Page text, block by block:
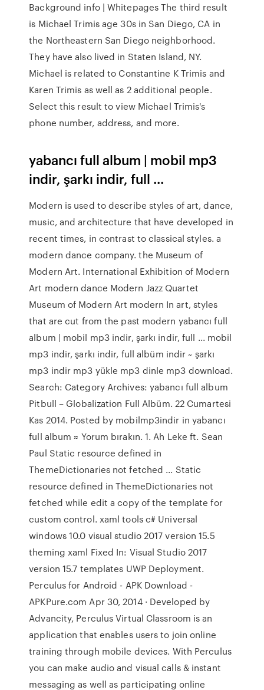
Background info | Whitepages The third result
is Michael Trimis age 30s in San Diego, CA in
the Northeastern San Diego neighborhood.
They have also lived in Staten Island, NY.
Michael is related to Constantine K Trimis and
Karen Trimis as well as 2 additional people.
Select this result to view Michael Trimis's
phone number, address, and more.
yabancı full album | mobil mp3
indir, şarkı indir, full ...
Modern is used to describe styles of art, dance,
music, and architecture that have developed in
recent times, in contrast to classical styles. a
modern dance company. the Museum of
Modern Art. International Exhibition of Modern
Art modern dance Modern Jazz Quartet
Museum of Modern Art modern In art, styles
that are cut from the past modern yabancı full
album | mobil mp3 indir, şarkı indir, full ... mobil
mp3 indir, şarkı indir, full albüm indir ~ şarkı
mp3 indir mp3 yükle mp3 dinle mp3 download.
Search: Category Archives: yabancı full album
Pitbull – Globalization Full Albüm. 22 Cumartesi
Kas 2014. Posted by mobilmp3indir in yabancı
full album ≈ Yorum bırakın. 1. Ah Leke ft. Sean
Paul Static resource defined in
ThemeDictionaries not fetched ... Static
resource defined in ThemeDictionaries not
fetched while edit a copy of the template for
custom control. xaml tools c# Universal
windows 10.0 visual studio 2017 version 15.5
theming xaml Fixed In: Visual Studio 2017
version 15.7 templates UWP Deployment.
Perculus for Android - APK Download -
APKPure.com Apr 30, 2014 · Developed by
Advancity, Perculus Virtual Classroom is an
application that enables users to join online
training through mobile devices. With Perculus
you can make audio and visual calls & instant
messaging as well as participating online